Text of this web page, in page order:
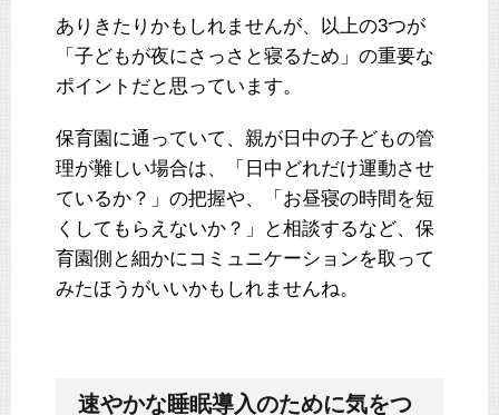
ありきたりかもしれませんが、以上の3つが
「子どもが夜にさっさと寝るため」の重要な
ポイントだと思っています。
保育園に通っていて、親が日中の子どもの管
理が難しい場合は、「日中どれだけ運動させ
ているか？」の把握や、「お昼寝の時間を短
くしてもらえないか？」と相談するなど、保
育園側と細かにコミュニケーションを取って
みたほうがいいかもしれませんね。
速やかな睡眠導入のために気をつ